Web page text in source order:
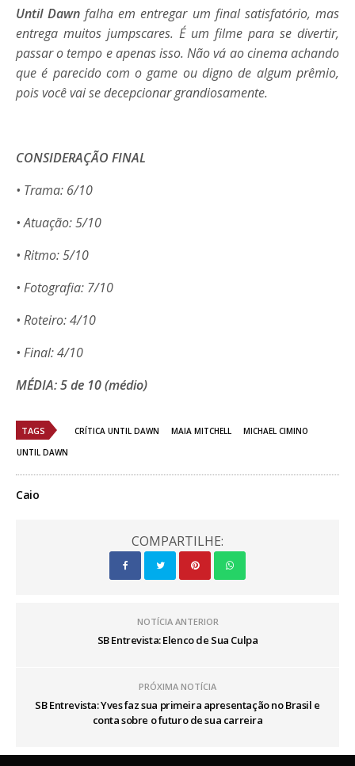
Until Dawn falha em entregar um final satisfatório, mas
entrega muitos jumpscares. É um filme para se divertir,
passar o tempo e apenas isso. Não vá ao cinema achando
que é parecido com o game ou digno de algum prêmio,
pois você vai se decepcionar grandiosamente.
CONSIDERAÇÃO FINAL
• Trama: 6/10
• Atuação: 5/10
• Ritmo: 5/10
• Fotografia: 7/10
• Roteiro: 4/10
• Final: 4/10
MÉDIA: 5 de 10 (médio)
TAGS CRÍTICA UNTIL DAWN MAIA MITCHELL
MICHAEL CIMINO
UNTIL DAWN
Caio
COMPARTILHE:
NOTÍCIA ANTERIOR
SB Entrevista: Elenco de Sua Culpa
PRÓXIMA NOTÍCIA
SB Entrevista: Yves faz sua primeira apresentação no Brasil e
conta sobre o futuro de sua carreira